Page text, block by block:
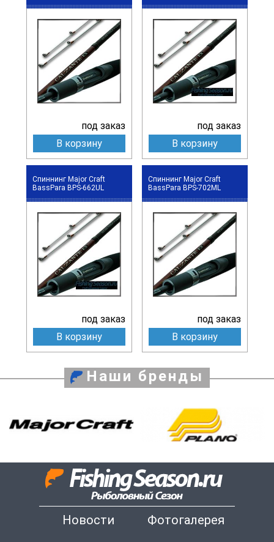
под заказ
В корзину
под заказ
В корзину
Спиннинг Major Craft
BassPara BPS-662UL
под заказ
В корзину
Спиннинг Major Craft
BassPara BPS-702ML
под заказ
В корзину
Наши бренды
Новости
Фотогалерея